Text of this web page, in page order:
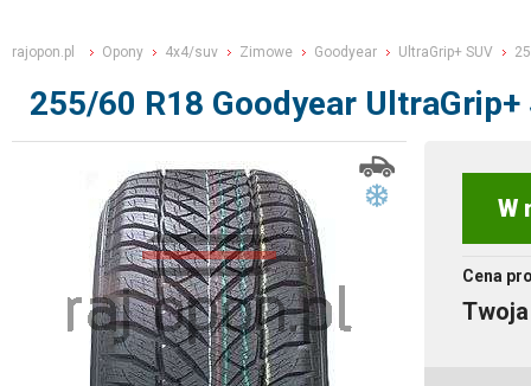
rajopon.pl Opony 4x4/suv Zimowe Goodyear UltraGrip+ SUV
255/60 R18 Goodyear
W
Cena